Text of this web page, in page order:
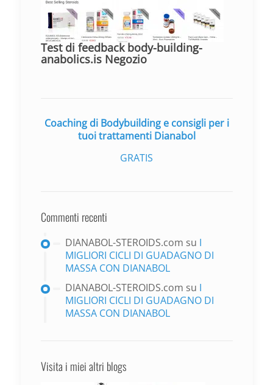
Test di feedback body-building-
anabolics.is Negozio
Coaching di Bodybuilding e consigli per i
tuoi trattamenti Dianabol
GRATIS
Commenti recenti
DIANABOL-STEROIDS.com su I
MIGLIORI CICLI DI GUADAGNO DI
MASSA CON DIANABOL
DIANABOL-STEROIDS.com su I
MIGLIORI CICLI DI GUADAGNO DI
MASSA CON DIANABOL
Visita i miei altri blogs